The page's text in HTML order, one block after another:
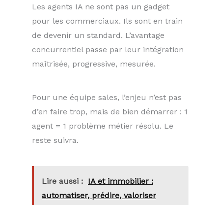
Les agents IA ne sont pas un gadget
pour les commerciaux. Ils sont en train
de devenir un standard. L’avantage
concurrentiel passe par leur intégration
maîtrisée, progressive, mesurée.
Pour une équipe sales, l’enjeu n’est pas
d’en faire trop, mais de bien démarrer : 1
agent = 1 problème métier résolu. Le
reste suivra.
Lire aussi : IA et immobilier :
automatiser, prédire, valoriser